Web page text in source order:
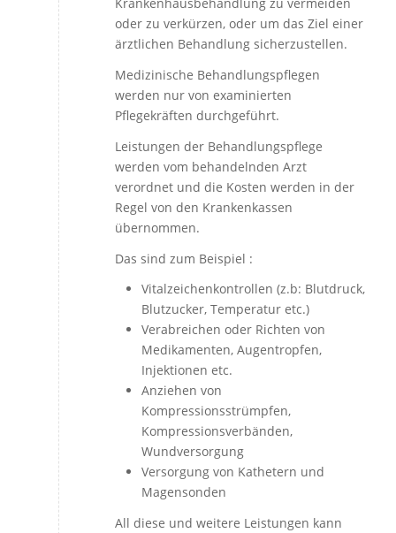
oder zu verkürzen, oder um das Ziel einer
ärztlichen Behandlung sicherzustellen.
Medizinische Behandlungspflegen
werden nur von examinierten
Pflegekräften durchgeführt.
Leistungen der Behandlungspflege
werden vom behandelnden Arzt
verordnet und die Kosten werden in der
Regel von den Krankenkassen
übernommen.
Das sind zum Beispiel :
Vitalzeichenkontrollen (z.b: Blutdruck,
Blutzucker, Temperatur etc.)
Verabreichen oder Richten von
Medikamenten, Augentropfen,
Injektionen etc.
Anziehen von
Kompressionsstrümpfen,
Kompressionsverbänden,
Wundversorgung
Versorgung von Kathetern und
Magensonden
All diese und weitere Leistungen kann